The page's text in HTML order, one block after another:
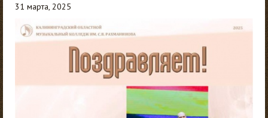
31 марта, 2025